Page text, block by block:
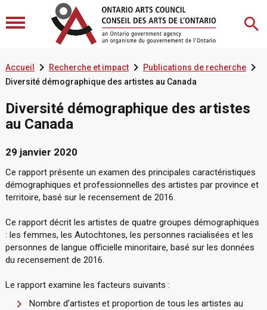
Accueil  Recherche et impact Publications de recherche
Diversité démographique des artistes au Canada
Diversité démographique des artistes
au Canada
29 janvier 2020
Ce rapport présente un examen des principales caractéristiques
démographiques et professionnelles des artistes par province et
territoire, basé sur le recensement de 2016.
Ce rapport décrit les artistes de quatre groupes démographiques
: les femmes, les Autochtones, les personnes racialisées et les
personnes de langue officielle minoritaire, basé sur les données
du recensement de 2016.
Le rapport examine les facteurs suivants :
Nombre d’artistes et proportion de tous les artistes au